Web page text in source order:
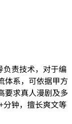
责技术，对于编
体系，可依据甲方
要求真人漫剧及多
钟，擅长爽文等